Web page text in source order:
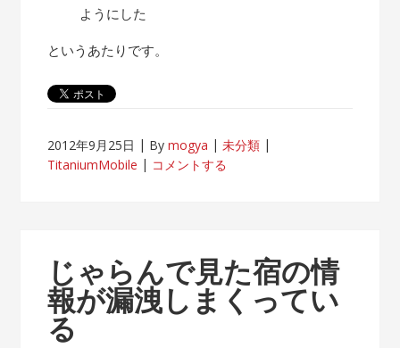
ようにした
というあたりです。
2012年9月25日 Bymogya
未分類
TitaniumMobile
コメントする
じゃらんで見た宿の情
報が漏洩しまくってい
る